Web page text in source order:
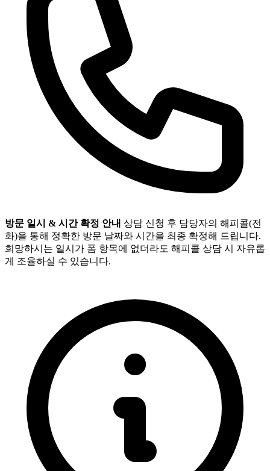
방문 일시 & 시간 확정 안내 상담 신청 후 담당자의 해피콜(전
화)을 통해 정확한 방문 날짜와 시간을 최종 확정해 드립니다.
희망하시는 일시가 폼 항목에 없더라도 해피콜 상담 시 자유롭
게 조율하실 수 있습니다.